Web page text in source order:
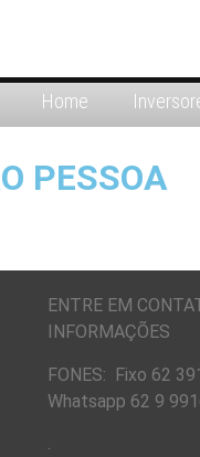
Home
PESSOA
ENTRE EM
INFORMAÇÕES
FONES: Fixo 62
Whatsapp 62 9
.